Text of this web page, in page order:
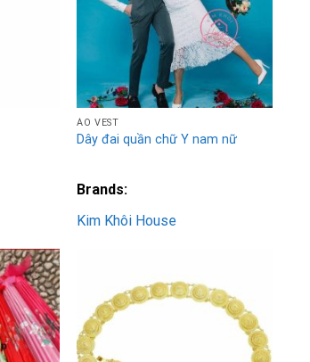
ÁO VEST
Dây đai quần chữ Y nam nữ
Brands:
Kim Khôi House
Add to
Wishlist
Add to
Wishlist